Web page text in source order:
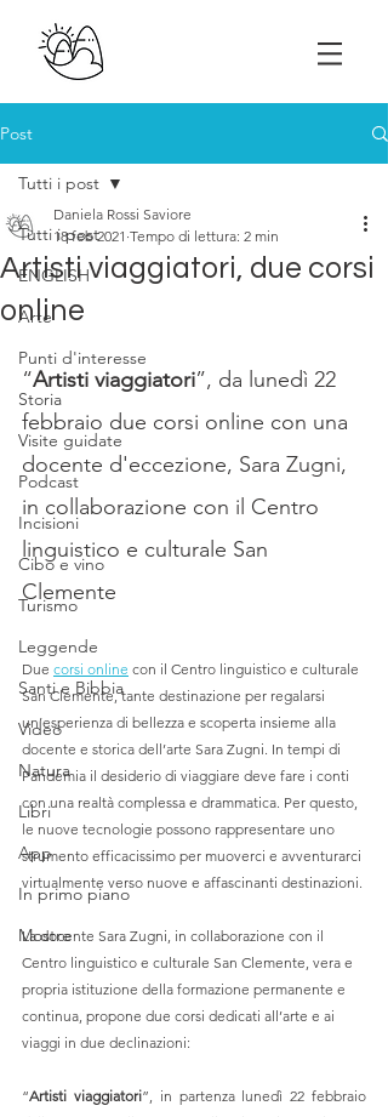
Post
Tutti i post
ENGLISH
Arte
Punti d'interesse
Storia
Visite guidate
Podcast
Incisioni
Cibo e vino
Turismo
Leggende
Santi e Bibbia
Video
Natura
Libri
App
In primo piano
Mostre
Tutti i post
Artisti viaggiatori, due corsi
online
Daniela Rossi Saviore
18 feb 2021 Tempo di lettura: 2 min
“Artisti viaggiatori”, da lunedì 22
febbraio due corsi online con una
docente d'eccezione, Sara Zugni,
in collaborazione con il Centro
linguistico e culturale San
Clemente
Due corsi online con il Centro linguistico e culturale
San Clemente, tante destinazione per regalarsi
un’esperienza di bellezza e scoperta insieme alla
docente e storica dell’arte Sara Zugni. In tempi di
Pandemia il desiderio di viaggiare deve fare i conti
con una realtà complessa e drammatica. Per questo,
le nuove tecnologie possono rappresentare uno
strumento efficacissimo per muoverci e avventurarci
virtualmente verso nuove e affascinanti destinazioni.
La docente Sara Zugni, in collaborazione con il
Centro linguistico e culturale San Clemente, vera e
propria istituzione della formazione permanente e
continua, propone due corsi dedicati all’arte e ai
viaggi in due declinazioni:
“Artisti viaggiatori”, in partenza lunedì 22 febbraio